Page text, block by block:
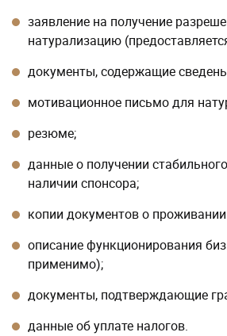
заявление на получение
натурализацию
документы, содержащие
мотивационное письмо для
резюме;
данные о получении
наличии спонсора;
копии документов о
описание функционирования
применимо);
документы, подтверждающие
данные об уплате налогов.